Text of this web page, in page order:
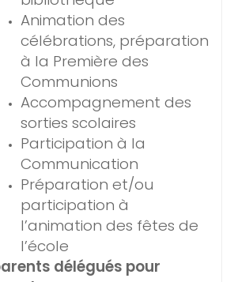
Animation des
célébrations, préparation
à la Première des
Communions
Accompagnement des
sorties scolaires
Participation à la
Communication
Préparation et/ou
participation à
l’animation des fêtes de
l’école
délégués pour